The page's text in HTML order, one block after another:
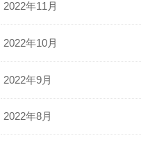
2022年11月
2022年10月
2022年9月
2022年8月